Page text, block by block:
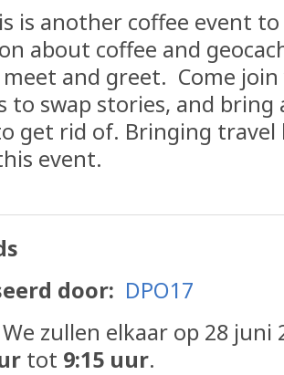
is another coffee event
about coffee and
meet and greet. Come
to swap stories, and
get rid of. Bringing travel
event.
door: DPO17
We zullen elkaar op 28
tot 9:15 uur.